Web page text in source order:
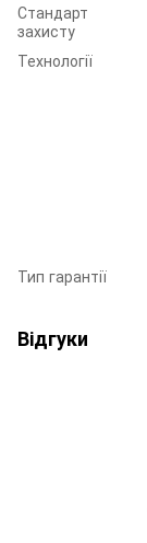
Стандарт
захисту
Технології
Тип гарантії
Відгуки